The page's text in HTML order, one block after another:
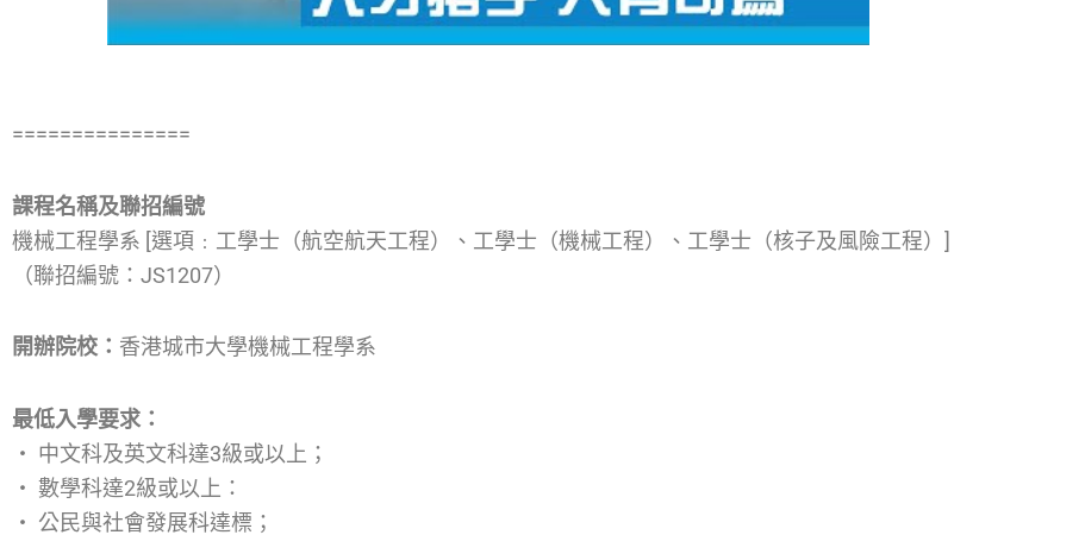
===============
課程名稱及聯招編號
機械工程學系 [選項﹕工學士（航空航天工程）、工學士（機械工程）、工學士（核子及風險工程）]
（聯招編號：JS1207）
開辦院校： 香港城市大學機械工程學系
最低入學要求：
‧ 中文科及英文科達3級或以上；
‧ 數學科達2級或以上：
‧ 公民與社會發展科達標；